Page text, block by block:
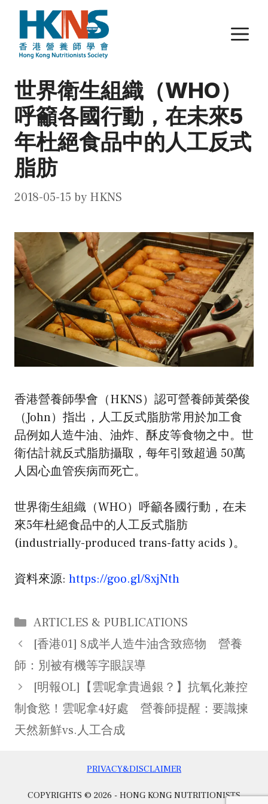
Skip
content
世界衛生組織（WHO）
呼籲各國行動，在未來5
年杜絕食品中的人工反式
脂肪
2018-05-15 by HKNS
香港營養師學會（HKNS）認可營養師黃榮俊
（John）指出，人工反式脂肪常用於加工食
品例如人造牛油、油炸、酥皮等食物之中。世
衛估計就反式脂肪攝取，每年引致超過 50萬
人因心血管疾病而死亡。
世界衛生組織（WHO）呼籲各國行動，在未
來5年杜絕食品中的人工反式脂肪
(industrially-produced trans-fatty acids )。
資料來源: https://goo.gl/8xjNth
Categories
ARTICLES & PUBLICATIONS
Post
navigation
[香港01] 8成半人造牛油含致癌物 營養
師：別被有機等字眼誤導
[明報OL]【雲呢拿貴過銀？】抗氧化兼控
制食慾！雲呢拿4好處 營養師提醒：要識揀
天然新鮮vs.人工合成
PRIVACY&DISCLAIMER
COPYRIGHTS © 2026 - HONG KONG NUTRITIONISTS